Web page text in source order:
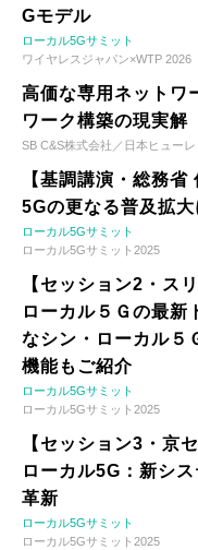
Gモデル
ローカル5Gサミット
ワイヤレスジャパン×WTP 2026
高価な専用ネットワ
ワーク構築の現実解
SB C&S株式会社／日本ヒュー
【基調講演・総務
5Gの更なる普及拡大
ローカル5Gサミット
ローカル5Gサミット2025
【セッション2・ス
ローカル５Ｇの最
なシン・ローカル５
機能もご紹介
ローカル5Gサミット
ローカル5Gサミット2025
【セッション3・京
ローカル5G：新シ
革新
ローカル5Gサミット
ローカル5Gサミット2025